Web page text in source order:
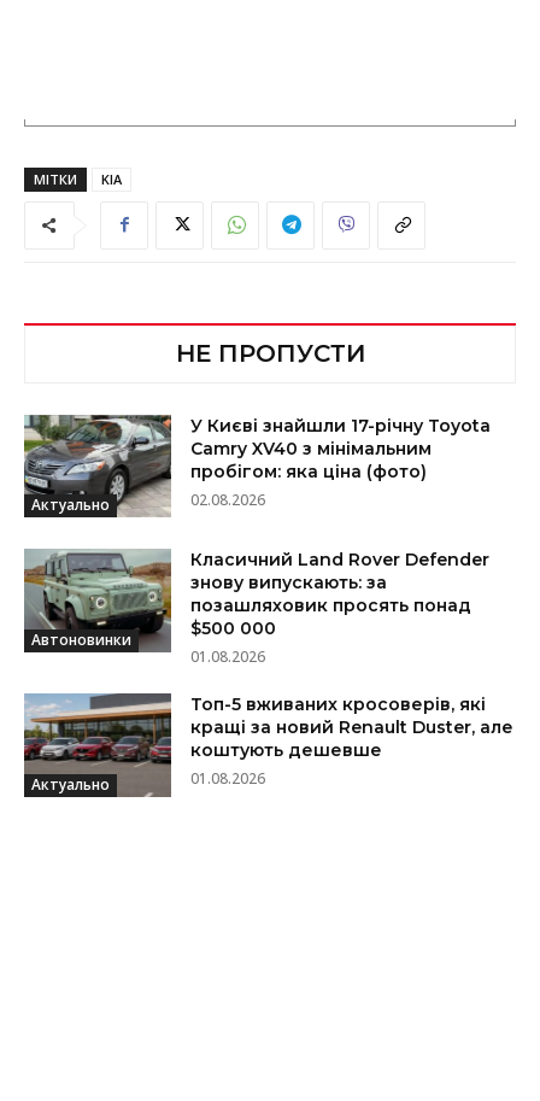
МІТКИ KIA
НЕ ПРОПУСТИ
Актуально
У Києві знайшли 17-річну Toyota
Camry XV40 з мінімальним
пробігом: яка ціна (фото)
02.08.2026
Автоновинки
Класичний Land Rover Defender
знову випускають: за
позашляховик просять понад
$500 000
01.08.2026
Актуально
Топ-5 вживаних кросоверів, які
кращі за новий Renault Duster, але
коштують дешевше
01.08.2026